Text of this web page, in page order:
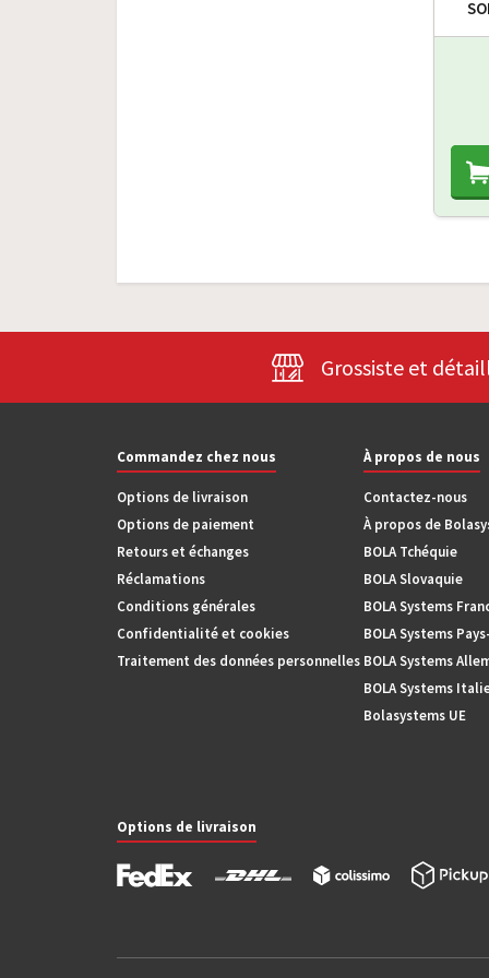
Grossiste et
Commandez chez nous
Options de livraison
Options de paiement
Retours et échanges
Réclamations
Conditions générales
Confidentialité et cookies
Traitement des données personnelles
À propos de nous
Contactez-nous
À propos de
BOLA Tchéquie
BOLA Slovaquie
BOLA Systems
BOLA Systems
BOLA Systems
BOLA Systems
Bolasystems UE
Options de livraison